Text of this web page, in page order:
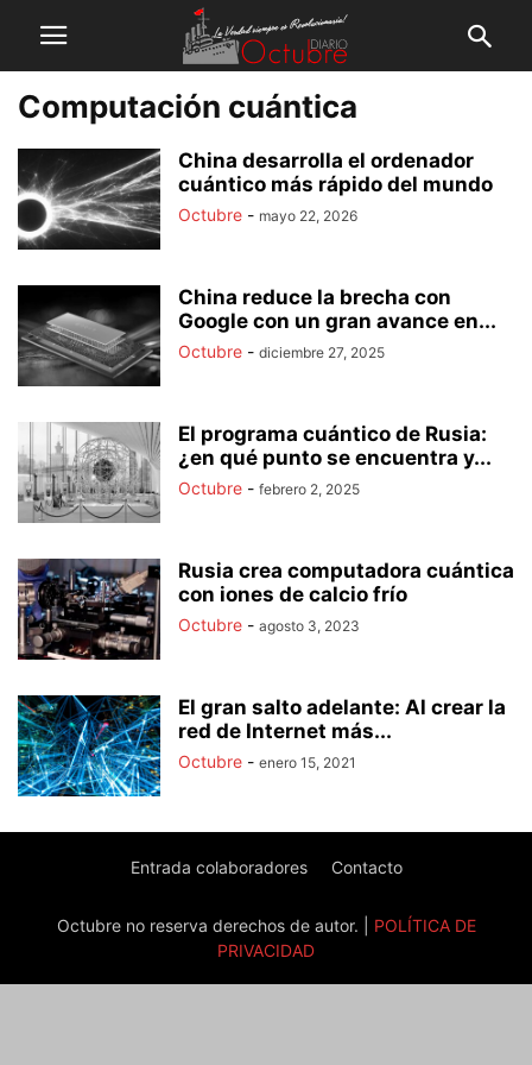
Computación cuántica
China desarrolla el ordenador
cuántico más rápido del mundo
Octubre - mayo 22, 2026
China reduce la brecha con
Google con un gran avance en...
Octubre - diciembre 27, 2025
El programa cuántico de Rusia:
¿en qué punto se encuentra y...
Octubre - febrero 2, 2025
Rusia crea computadora cuántica
con iones de calcio frío
Octubre - agosto 3, 2023
El gran salto adelante: Al crear la
red de Internet más...
Octubre - enero 15, 2021
Entrada colaboradores Contacto
Octubre no reserva derechos de autor. | POLÍTICA DE
PRIVACIDAD